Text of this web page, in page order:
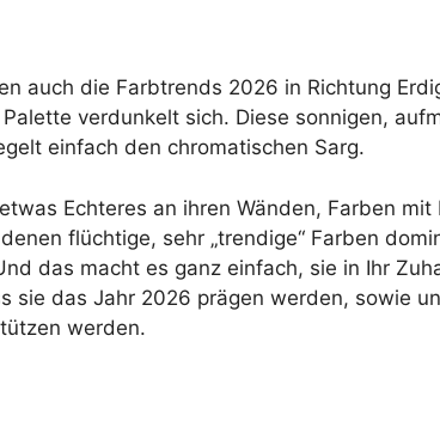
auch die Farbtrends 2026 in Richtung
verdunkelt sich. Diese sonnigen,
einfach den chromatischen Sarg.
Echteres an ihren Wänden, Farben
flüchtige, sehr „trendige“ Farben
das macht es ganz einfach, sie in Ihr
sie das Jahr 2026 prägen werden, sowie
werden.